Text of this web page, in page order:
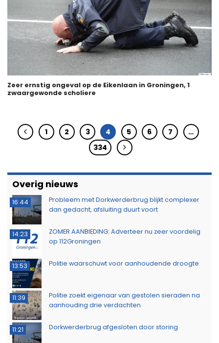
Zeer ernstig ongeval op de Eikenlaan in Groningen, 1
zwaargewonde scholiere
1 2 3 4 5 6 7
…
334
Overig nieuws
16:44
Probleem met Dorkwerderbrug blijkt complexer
dan gedacht, afsluiting duurt voort
14:23
ZOMER AANBIEDING: Adverteer nu zeer voordelig
op 112Groningen
13:53 Politie waarschuwt voor aanhoudende droogte
11:39
Politie zoekt eigenaar van gestolen sieraden na
aanhouding drie verdachten
11:21 Dorkwerderbrug afgesloten door storing